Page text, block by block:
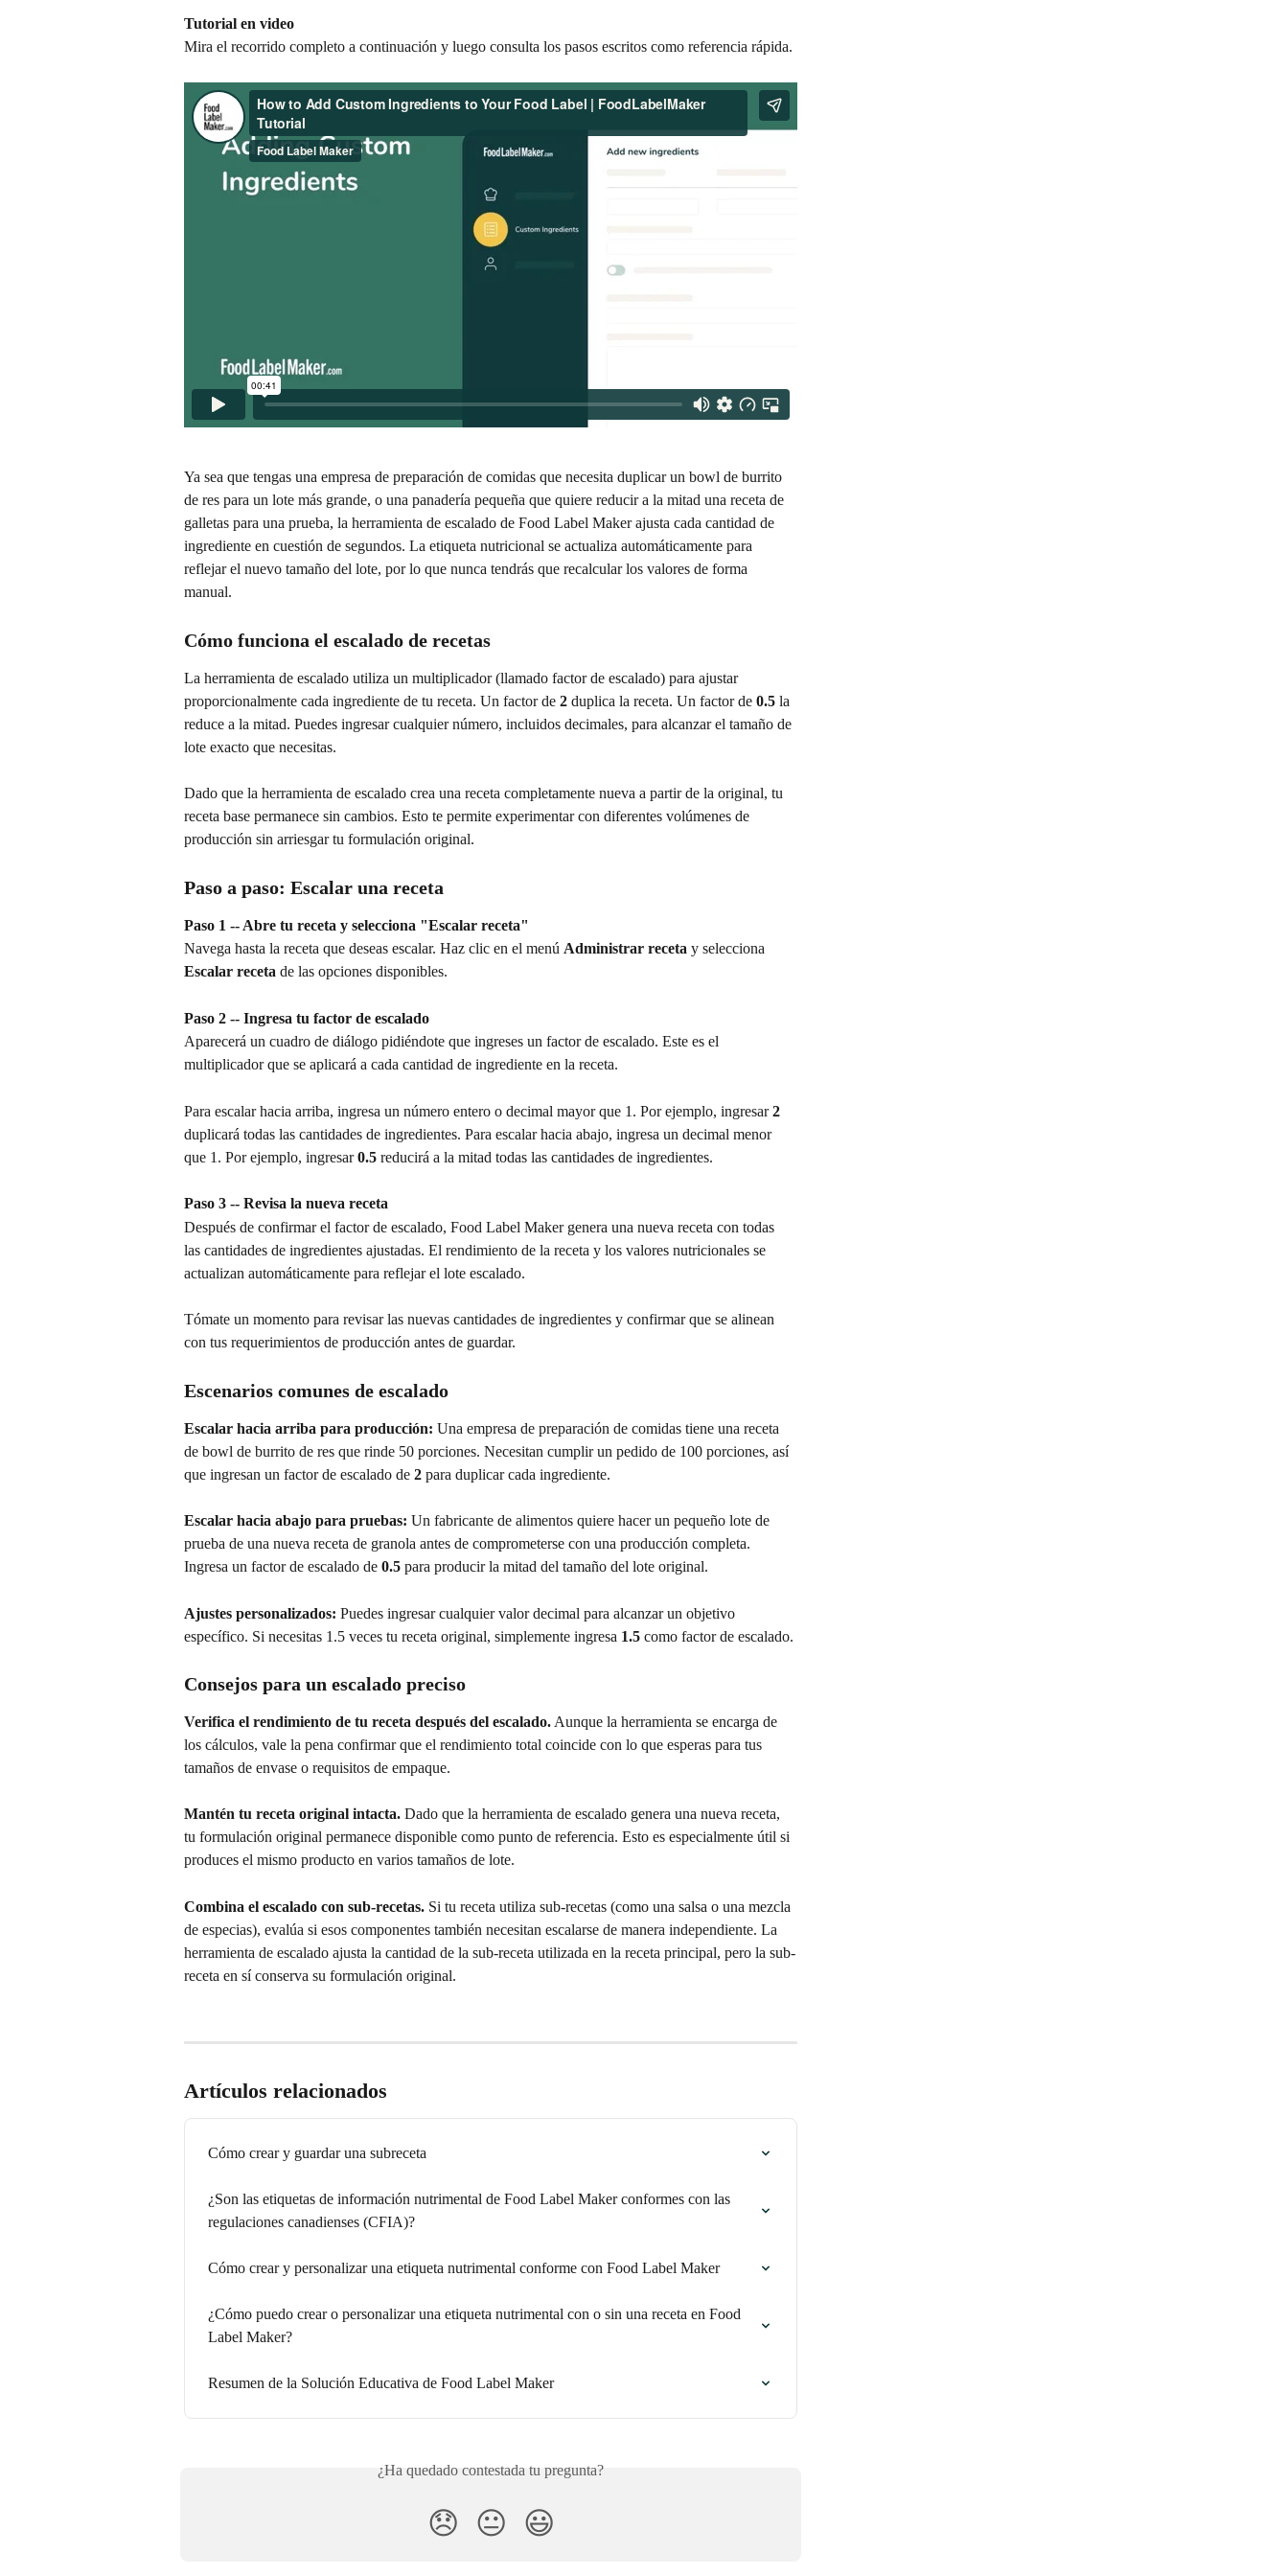
Tutorial en video
Mira el recorrido completo a continuación y luego consulta los pasos escritos como referencia rápida.
Ya sea que tengas una empresa de preparación de comidas que necesita duplicar un bowl de burrito
de res para un lote más grande, o una panadería pequeña que quiere reducir a la mitad una receta de
galletas para una prueba, la herramienta de escalado de Food Label Maker ajusta cada cantidad de
ingrediente en cuestión de segundos. La etiqueta nutricional se actualiza automáticamente para
reflejar el nuevo tamaño del lote, por lo que nunca tendrás que recalcular los valores de forma
manual.
Cómo funciona el escalado de recetas
La herramienta de escalado utiliza un multiplicador (llamado factor de escalado) para ajustar
proporcionalmente cada ingrediente de tu receta. Un factor de 2 duplica la receta. Un factor de 0.5 la
reduce a la mitad. Puedes ingresar cualquier número, incluidos decimales, para alcanzar el tamaño de
lote exacto que necesitas.
Dado que la herramienta de escalado crea una receta completamente nueva a partir de la original, tu
receta base permanece sin cambios. Esto te permite experimentar con diferentes volúmenes de
producción sin arriesgar tu formulación original.
Paso a paso: Escalar una receta
Paso 1 -- Abre tu receta y selecciona "Escalar receta"
Navega hasta la receta que deseas escalar. Haz clic en el menú Administrar receta y selecciona
Escalar receta de las opciones disponibles.
Paso 2 -- Ingresa tu factor de escalado
Aparecerá un cuadro de diálogo pidiéndote que ingreses un factor de escalado. Este es el
multiplicador que se aplicará a cada cantidad de ingrediente en la receta.
Para escalar hacia arriba, ingresa un número entero o decimal mayor que 1. Por ejemplo, ingresar 2
duplicará todas las cantidades de ingredientes. Para escalar hacia abajo, ingresa un decimal menor
que 1. Por ejemplo, ingresar 0.5 reducirá a la mitad todas las cantidades de ingredientes.
Paso 3 -- Revisa la nueva receta
Después de confirmar el factor de escalado, Food Label Maker genera una nueva receta con todas
las cantidades de ingredientes ajustadas. El rendimiento de la receta y los valores nutricionales se
actualizan automáticamente para reflejar el lote escalado.
Tómate un momento para revisar las nuevas cantidades de ingredientes y confirmar que se alinean
con tus requerimientos de producción antes de guardar.
Escenarios comunes de escalado
Escalar hacia arriba para producción: Una empresa de preparación de comidas tiene una receta
de bowl de burrito de res que rinde 50 porciones. Necesitan cumplir un pedido de 100 porciones, así
que ingresan un factor de escalado de 2 para duplicar cada ingrediente.
Escalar hacia abajo para pruebas: Un fabricante de alimentos quiere hacer un pequeño lote de
prueba de una nueva receta de granola antes de comprometerse con una producción completa.
Ingresa un factor de escalado de 0.5 para producir la mitad del tamaño del lote original.
Ajustes personalizados: Puedes ingresar cualquier valor decimal para alcanzar un objetivo
específico. Si necesitas 1.5 veces tu receta original, simplemente ingresa 1.5 como factor de escalado.
Consejos para un escalado preciso
Verifica el rendimiento de tu receta después del escalado. Aunque la herramienta se encarga de
los cálculos, vale la pena confirmar que el rendimiento total coincide con lo que esperas para tus
tamaños de envase o requisitos de empaque.
Mantén tu receta original intacta. Dado que la herramienta de escalado genera una nueva receta,
tu formulación original permanece disponible como punto de referencia. Esto es especialmente útil si
produces el mismo producto en varios tamaños de lote.
Combina el escalado con sub-recetas. Si tu receta utiliza sub-recetas (como una salsa o una mezcla
de especias), evalúa si esos componentes también necesitan escalarse de manera independiente. La
herramienta de escalado ajusta la cantidad de la sub-receta utilizada en la receta principal, pero la sub-
receta en sí conserva su formulación original.
Artículos relacionados
Cómo crear y guardar una subreceta
¿Son las etiquetas de información nutrimental de Food Label Maker conformes con las
regulaciones canadienses (CFIA)?
Cómo crear y personalizar una etiqueta nutrimental conforme con Food Label Maker
¿Cómo puedo crear o personalizar una etiqueta nutrimental con o sin una receta en Food
Label Maker?
Resumen de la Solución Educativa de Food Label Maker
¿Ha quedado contestada tu pregunta?
😞 😐 😃